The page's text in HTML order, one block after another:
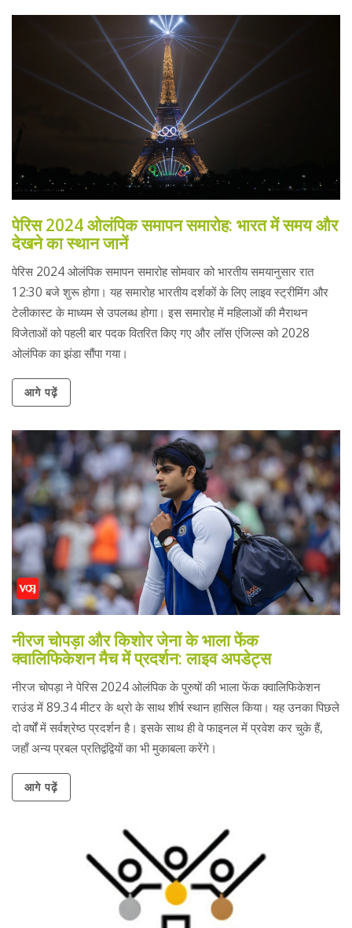
पेरिस 2024 ओलंपिक समापन समारोह: भारत में समय और
देखने का स्थान जानें
पेरिस 2024 ओलंपिक समापन समारोह सोमवार को भारतीय समयानुसार रात
12:30 बजे शुरू होगा। यह समारोह भारतीय दर्शकों के लिए लाइव स्ट्रीमिंग और
टेलीकास्ट के माध्यम से उपलब्ध होगा। इस समारोह में महिलाओं की मैराथन
विजेताओं को पहली बार पदक वितरित किए गए और लॉस एंजिल्स को 2028
ओलंपिक का झंडा सौंपा गया।
आगे पढ़ें
नीरज चोपड़ा और किशोर जेना के भाला फेंक
क्वालिफिकेशन मैच में प्रदर्शन: लाइव अपडेट्स
नीरज चोपड़ा ने पेरिस 2024 ओलंपिक के पुरुषों की भाला फेंक क्वालिफिकेशन
राउंड में 89.34 मीटर के थ्रो के साथ शीर्ष स्थान हासिल किया। यह उनका पिछले
दो वर्षों में सर्वश्रेष्ठ प्रदर्शन है। इसके साथ ही वे फाइनल में प्रवेश कर चुके हैं,
जहाँ अन्य प्रबल प्रतिद्वंद्वियों का भी मुकाबला करेंगे।
आगे पढ़ें